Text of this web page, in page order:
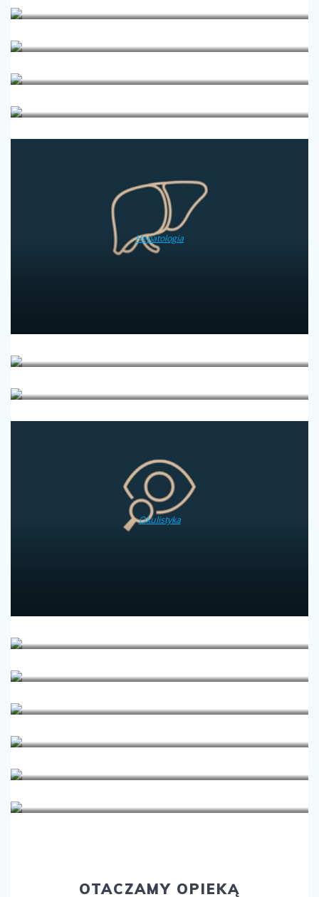
Hepatologia
Okulistyka
OTACZAMY OPIEKĄ